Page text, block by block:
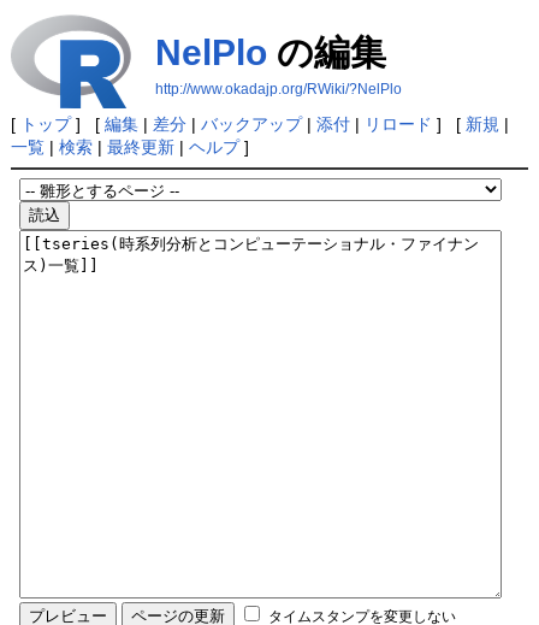
NelPloの編集
http://www.okadajp.org/RWiki/?NelPlo
[ トップ] [ 編集| 差分| バックアップ| 添付| リロード ] [ 新規 |
一覧| 検索| 最終更新| ヘルプ]
タイムスタンプを変更しない